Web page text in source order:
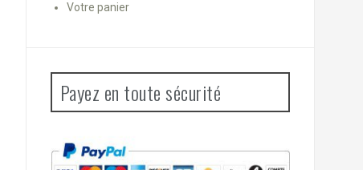
Votre panier
Payez en toute sécurité